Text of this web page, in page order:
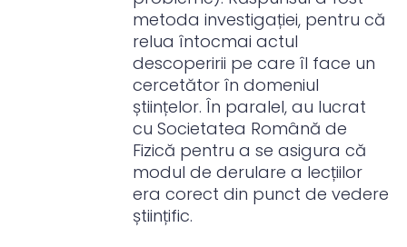
metoda investigației, pentru că
relua întocmai actul
descoperirii pe care îl face un
cercetător în domeniul
științelor. În paralel, au lucrat
cu Societatea Română de
Fizică pentru a se asigura că
modul de derulare a lecțiilor
era corect din punct de vedere
științific.